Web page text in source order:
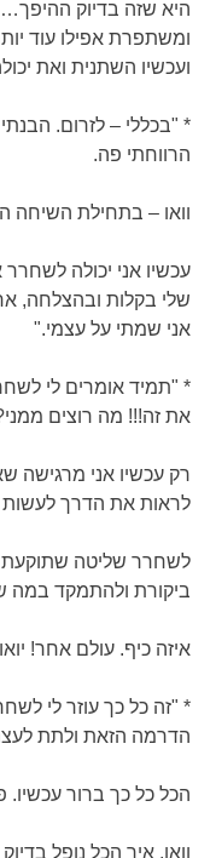
היא שזה בדיוק
ומשתפרת אפילו עוד
ועכשיו השתנית ואת
* "בכללי – לזרום.
הרווחתי פה.
וואו – בתחילת השיחה
עכשיו אני יכולה
שלי בקלות ובהצלחה,
אני שמתי על עצמי."
* "תמיד אומרים לי
את זה!!! מה רוצים
רק עכשיו אני מרגישה
לראות את הדרך
לשחרר שליטה
ביקורת ולהתמקד במה
איזה כיף. עולם אחר!
* "זה כל כך עוזר לי
הדרמה הזאת ולתת
הכל כל כך ברור עכשיו.
וואו, איך הכל נופל